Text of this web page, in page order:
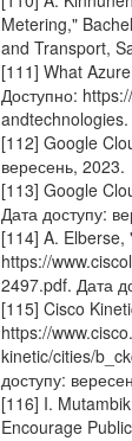
Metering,"
and Transport,
[111] What
Доступно:
[112] Google
вересень, 2023.
[113] Google
Дата доступу:
[114] A. Elberse,
https://
2497.pdf. Дата
[115] Cisco
https://
kinetic/cities/
доступу:
[116] I.
Encourage